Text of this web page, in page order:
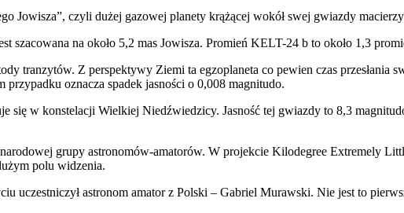
Jowisza”, czyli dużej gazowej planety krążącej wokół swej gwiazdy
szacowana na około 5,2 mas Jowisza. Promień KELT-24 b to około 1,3
tranzytów. Z perspektywy Ziemi ta egzoplaneta co pewien czas przesłania
oznacza spadek jasności o 0,008 magnitudo.
się w konstelacji Wielkiej Niedźwiedzicy. Jasność tej gwiazdy to 8,3
grupy astronomów-amatorów. W projekcie Kilodegree Extremely
polu widzenia.
uczestniczył astronom amator z Polski – Gabriel Murawski. Nie jest to